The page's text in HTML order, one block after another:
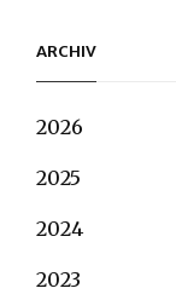
ARCHIV
2026
2025
2024
2023